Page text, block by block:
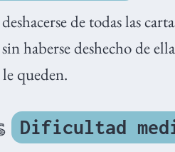
de todas las
haberse deshecho de
queden.
Dificultad